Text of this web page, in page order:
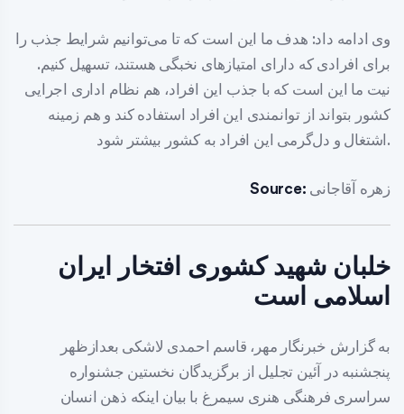
وی ادامه داد: هدف ما این است که تا می‌توانیم شرایط جذب را
برای افرادی که دارای امتیازهای نخبگی هستند، تسهیل کنیم.
نیت ما این است که با جذب این افراد، هم نظام اداری اجرایی
کشور بتواند از توانمندی این افراد استفاده کند و هم زمینه
اشتغال و دل‌گرمی این افراد به کشور بیشتر شود.
Source: زهره آقاجانی
خلبان شهید کشوری افتخار ایران
اسلامی است
به گزارش خبرنگار مهر، قاسم احمدی لاشکی بعدازظهر
پنجشنبه در آئین تجلیل از برگزیدگان نخستین جشنواره
سراسری فرهنگی هنری سیمرغ با بیان اینکه ذهن انسان